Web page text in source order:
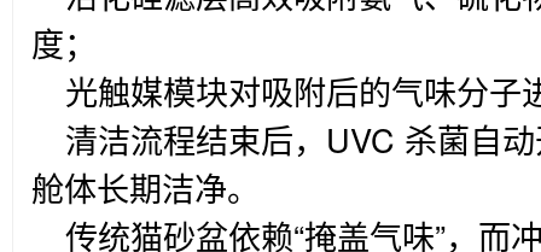
度；
光触媒模块对吸附后的气味分子
清洁流程结束后，UVC 杀菌自
舱体长期洁净。
传统猫砂盆依赖“掩盖气味”，而